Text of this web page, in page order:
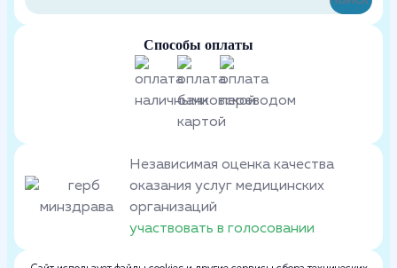
Способы оплаты
Независимая оценка качества
оказания услуг медицинских
организаций
участвовать в голосовании